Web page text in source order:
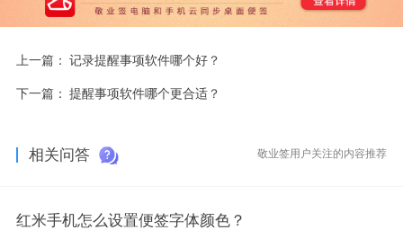
上一篇： 记录提醒事项软件哪个好？
下一篇： 提醒事项软件哪个更合适？
相关问答 敬业签用户关注的内容推荐
红米手机怎么设置便签字体颜色？